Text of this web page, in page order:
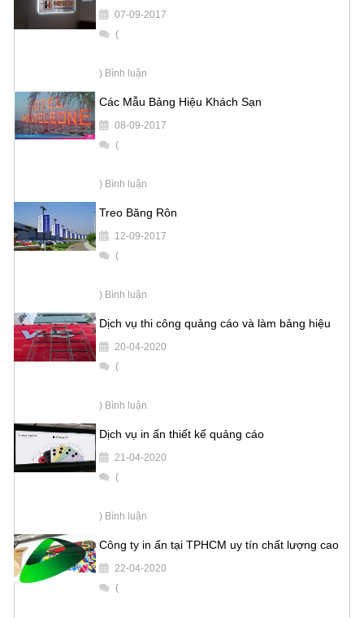
07-09-2017
(
) Bình luận
Các Mẫu Bảng Hiệu Khách Sạn
08-09-2017
(
) Bình luận
Treo Băng Rôn
12-09-2017
(
) Bình luận
Dịch vụ thi công quảng cáo và làm bảng hiệu
20-04-2020
(
) Bình luận
Dịch vụ in ấn thiết kế quảng cáo
21-04-2020
(
) Bình luận
Công ty in ấn tại TPHCM uy tín chất lượng cao
22-04-2020
(